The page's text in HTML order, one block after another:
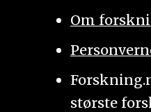
Om
største